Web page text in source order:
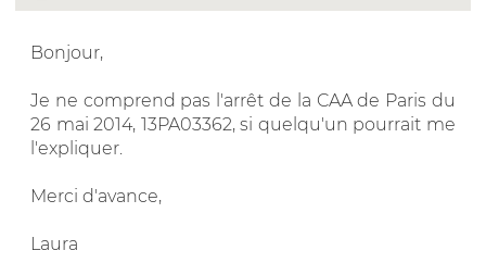
Bonjour,
Je ne comprend pas l'arrêt de la CAA de Paris du
26 mai 2014, 13PA03362, si quelqu'un pourrait me
l'expliquer.
Merci d'avance,
Laura